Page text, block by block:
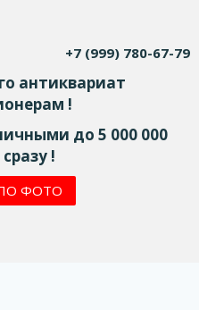
+7 (999) 780-67-79
антиквариат
!
до 5 000 000
!
ФОТО